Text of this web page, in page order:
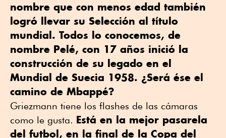
nombre que con menos edad también
logró llevar su Selección al título
mundial. Todos lo conocemos, de
nombre Pelé, con 17 años inició la
construcción de su legado en el
Mundial de Suecia 1958. ¿Será ése el
camino de Mbappé?
Griezmann tiene los flashes de las cámaras
como le gusta. Está en la mejor pasarela
del futbol, en la final de la Copa del